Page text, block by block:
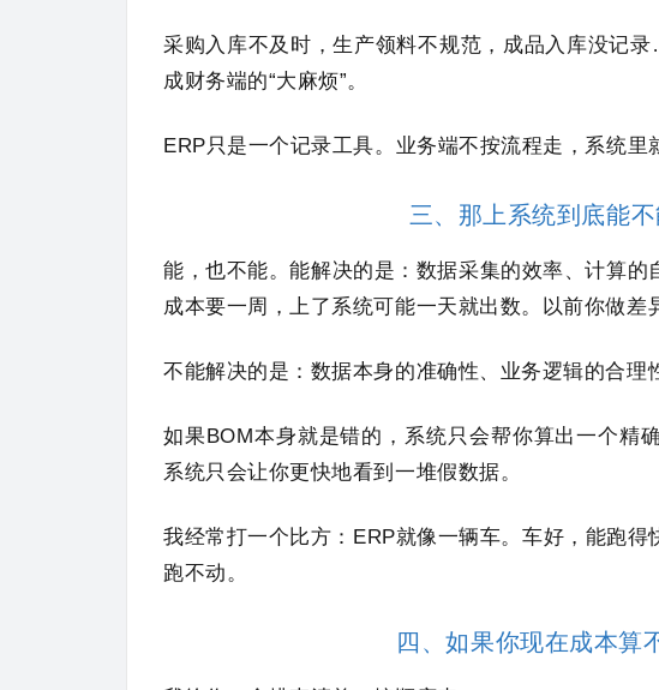
采购入库不及时，生产领料不规范，成品入库没记
成财务端的“大麻烦”。
ERP只是一个记录工具。业务端不按流程走，系统里
三、那上系统到底能
能，也不能。能解决的是：数据采集的效率、计算
成本要一周，上了系统可能一天就出数。以前你做差
不能解决的是：数据本身的准确性、业务逻辑的合理
如果BOM本身就是错的，系统只会帮你算出一个精
系统只会让你更快地看到一堆假数据。
我经常打一个比方：ERP就像一辆车。车好，能跑
跑不动。
四、如果你现在成本算